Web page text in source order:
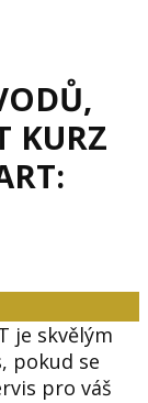
KURZ
je skvělým
pokud se
pro váš